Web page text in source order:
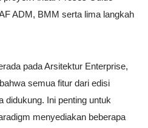
ADM, BMM serta lima langkah
pada Arsitektur Enterprise,
semua fitur dari edisi
didukung. Ini penting untuk
menyediakan beberapa